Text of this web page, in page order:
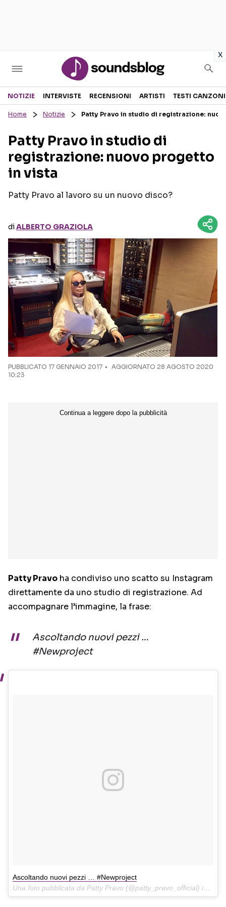
x
Sezioni
RECENSIONI MUSICALI
INTERVISTE
GOSSIP E CURIOSITÀ
TESTI CANZONI
TOUR ED EVENTI
Seguici sui social
NOTIZIE INTERVISTE RECENSIONI ARTISTI TESTI CANZONI
Home Notizie Patty Pravo in studio di registrazione:
Patty Pravo in studio di
registrazione: nuovo progetto
in vista
Patty Pravo al lavoro su un nuovo disco?
diALBERTO GRAZIOLA
PUBBLICATO 17 GENNAIO 2017
AGGIORNATO 28 AGOSTO 2020
10:23
Patty Pravo ha condiviso uno scatto su Instagram
direttamente da uno studio di registrazione. Ad
accompagnare l’immagine, la frase:
Ascoltando nuovi pezzi …
#Newproject
Ascoltando nuovi pezzi … #Newproject
Una foto pubblicata da Patty Pravo (@patty_pravo_official) in data: